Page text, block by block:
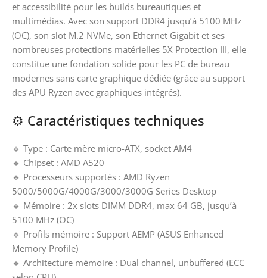
et accessibilité pour les builds bureautiques et
multimédias. Avec son support DDR4 jusqu’à 5100 MHz
(OC), son slot M.2 NVMe, son Ethernet Gigabit et ses
nombreuses protections matérielles 5X Protection III, elle
constitue une fondation solide pour les PC de bureau
modernes sans carte graphique dédiée (grâce au support
des APU Ryzen avec graphiques intégrés).
⚙️ Caractéristiques techniques
🔹 Type : Carte mère micro-ATX, socket AM4
🔹 Chipset : AMD A520
🔹 Processeurs supportés : AMD Ryzen
5000/5000G/4000G/3000/3000G Series Desktop
🔹 Mémoire : 2x slots DIMM DDR4, max 64 GB, jusqu’à
5100 MHz (OC)
🔹 Profils mémoire : Support AEMP (ASUS Enhanced
Memory Profile)
🔹 Architecture mémoire : Dual channel, unbuffered (ECC